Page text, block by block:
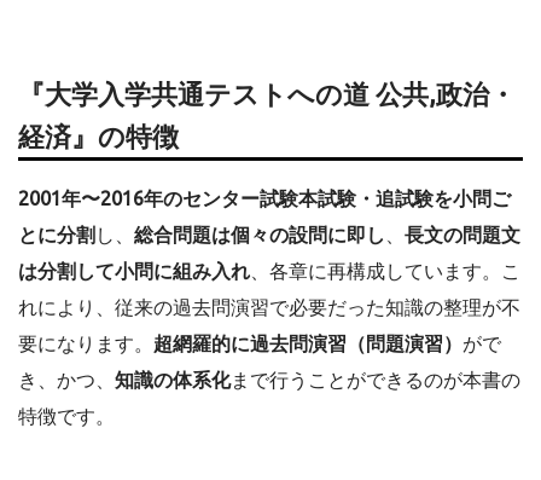
『大学入学共通テストへの道 公共,政治・
経済』の特徴
2001年〜2016年のセンター試験本試験・追試験を小問ご
とに分割 し、 総合問題は個々の設問に即し
長文の問題文
は分割して小問に組み入れ 、各章に再構成しています。こ
れにより、従来の過去問演習で必要だった知識の整理が不
要になります。 超網羅的に過去問演習（問題演習） がで
き、かつ、 知識の体系化まで行うことができるのが本書の
特徴です。